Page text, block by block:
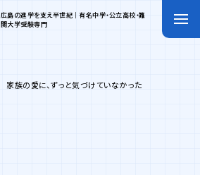
広島の進学を支え半世紀｜有名中学・公立高校・難
関大学受験専門
家族の愛に、ずっと気づけていなかった